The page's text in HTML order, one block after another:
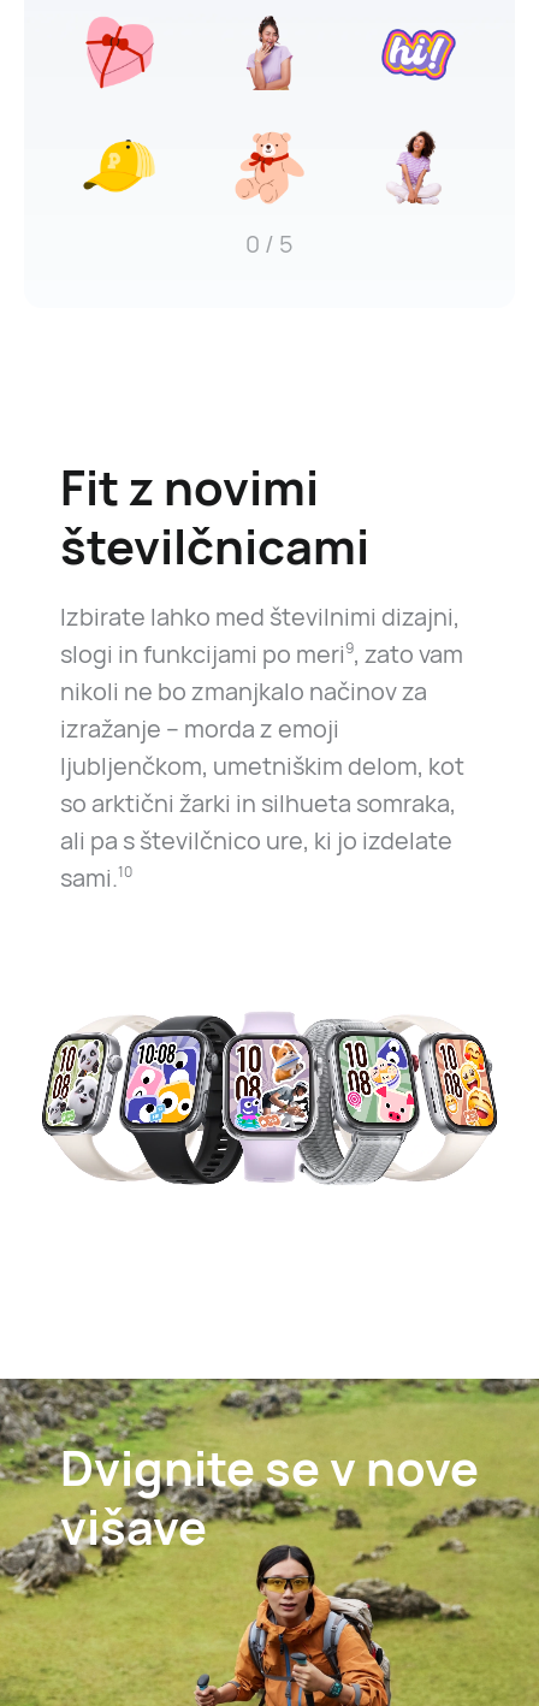
0 / 5
Fit z novimi
številčnicami
Izbirate lahko med številnimi dizajni,
slogi in funkcijami po meri9, zato vam
nikoli ne bo zmanjkalo načinov za
izražanje – morda z emoji
ljubljenčkom, umetniškim delom, kot
so arktični žarki in silhueta somraka,
ali pa s številčnico ure, ki jo izdelate
sami.10
Dvignite se v nove
višave